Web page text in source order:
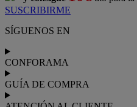
SUSCRIBIRME
SÍGUENOS EN
CONFORAMA
GUÍA DE COMPRA